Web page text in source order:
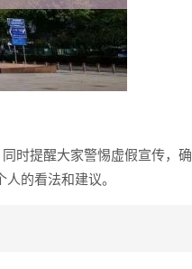
时提醒大家警惕虚假宣传，确
的看法和建议。